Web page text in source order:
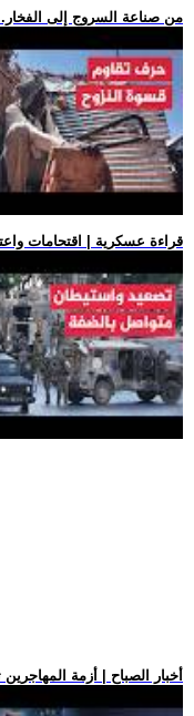
.. من صناعة السروج إلى
.. قراءة عسكرية | اقتحامات
.. أخبار الصباح | أزمة